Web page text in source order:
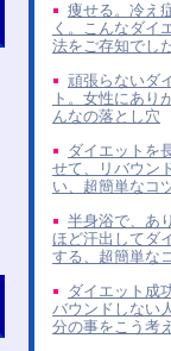
痩せる。冷え
く。こんなダイ
法をご存知でし
頑張らないダ
ト。女性にあり
んなの落とし穴
ダイエットを
せて、リバウン
い、超簡単なコ
半身浴で、あ
ほど汗出してダ
する、超簡単な
ダイエット成
バウンドしない
分の事をこう考